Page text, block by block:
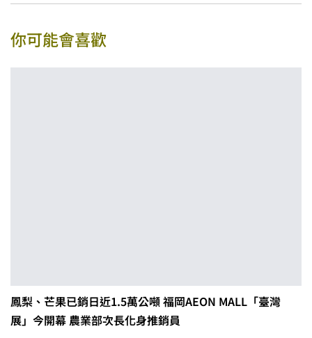
你可能會喜歡
鳳梨、芒果已銷日近1.5萬公噸 福岡AEON MALL「臺灣
展」今開幕 農業部次長化身推銷員